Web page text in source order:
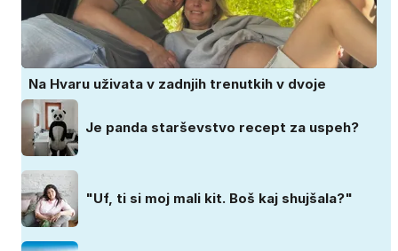
Na Hvaru uživata v zadnjih trenutkih v dvoje
Je panda starševstvo recept za uspeh?
"Uf, ti si moj mali kit. Boš kaj shujšala?"